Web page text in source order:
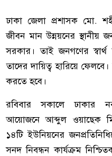
ঢাকা জেলা প্রশাসক মো.
জীবন মান উন্নয়নের স্থানীয়
সরকার। তাই জনগণের
তাদের দায়িত্ব হারিয়ে
করতে হবে।
রবিবার সকালে ঢাকার
আয়োজনে আব্দুল ওয়াছেক
১৪টি ইউনিয়নের
সনদ নিবন্ধন কার্যক্রম